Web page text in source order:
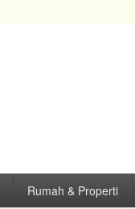
Rumah & Properti